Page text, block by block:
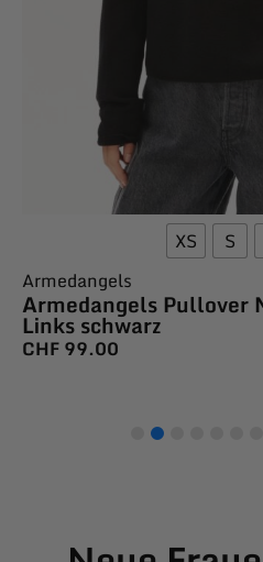
XS S
Armedangels
Armedangels Pullover
Links schwarz
CHF99.00